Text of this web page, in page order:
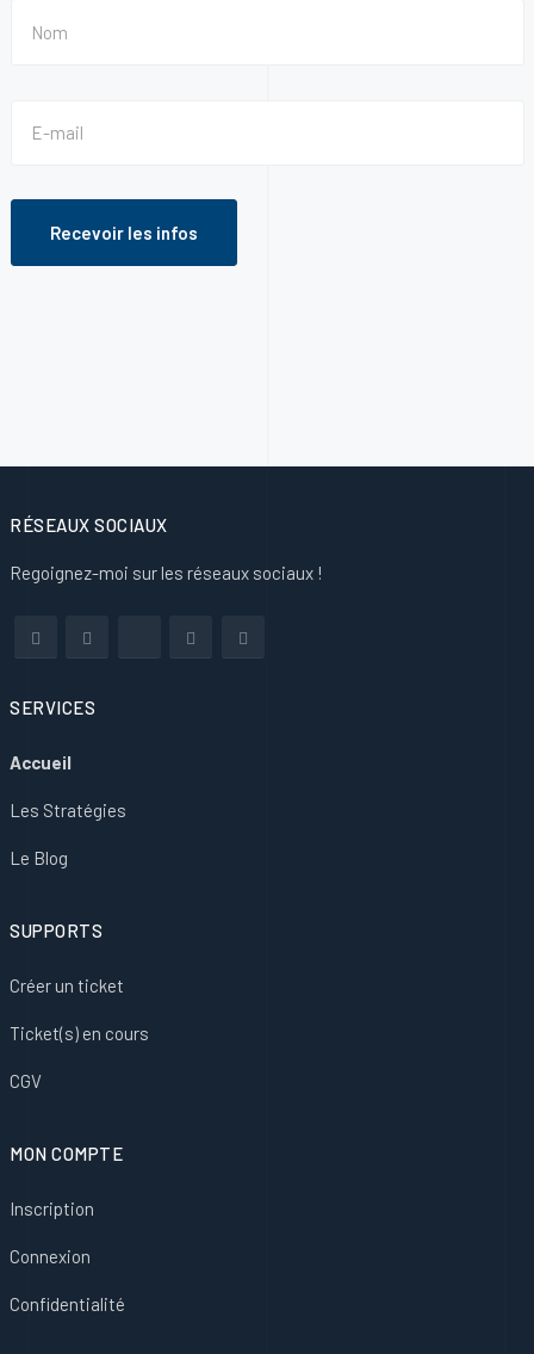
RÉSEAUX SOCIAUX
Regoignez-moi sur les réseaux sociaux !
SERVICES
Accueil
Les Stratégies
Le Blog
SUPPORTS
Créer un ticket
Ticket(s) en cours
CGV
MON COMPTE
Inscription
Connexion
Confidentialité